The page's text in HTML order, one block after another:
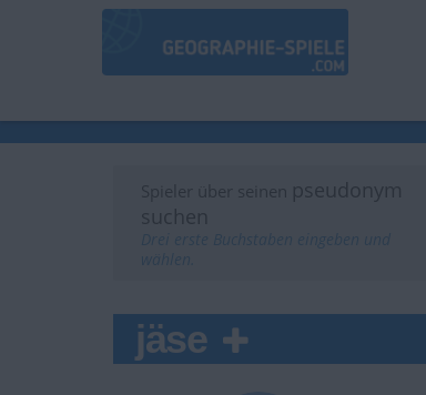
Spieler über seinen pseudonym
suchen
jäse